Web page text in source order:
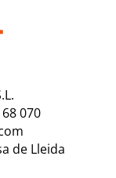
070
de Lleida